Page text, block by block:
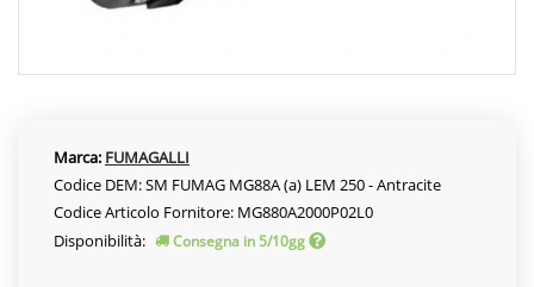
Marca: FUMAGALLI
Codice DEM: SM FUMAG MG88A (a) LEM 250 - Antracite
Codice Articolo Fornitore: MG880A2000P02L0
Disponibilità:
Consegna in 5/10gg